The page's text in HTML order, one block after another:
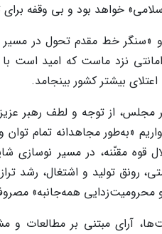
خواهد بود و بی وقفه
و «سنگر خط مقدم تحول در
نزد ماست که امید است با
بیشتر کشور بینجامد.
از توجه و لطف رهبر
«به‌طور مجاهدانه تمام
قوه مقنّنه، در مسیر
رونق تولید و اشتغال، رشد
و محرومیت‌زدایی همه‌جانبه»
آرای مبتنی بر مطالعات و